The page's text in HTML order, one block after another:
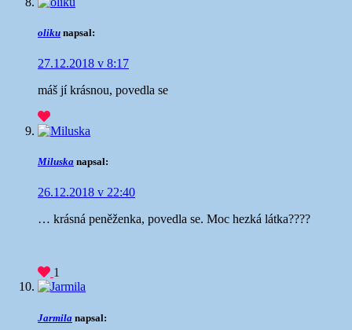
oliku napsal:
27.12.2018 v 8:17
máš jí krásnou, povedla se
Miluska napsal:
26.12.2018 v 22:40
… krásná peněženka, povedla se. Moc hezká látka????
1
Jarmila napsal: